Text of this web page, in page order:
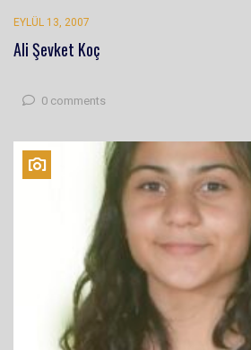
EYLÜL 13, 2007
Ali Şevket Koç
0 comments